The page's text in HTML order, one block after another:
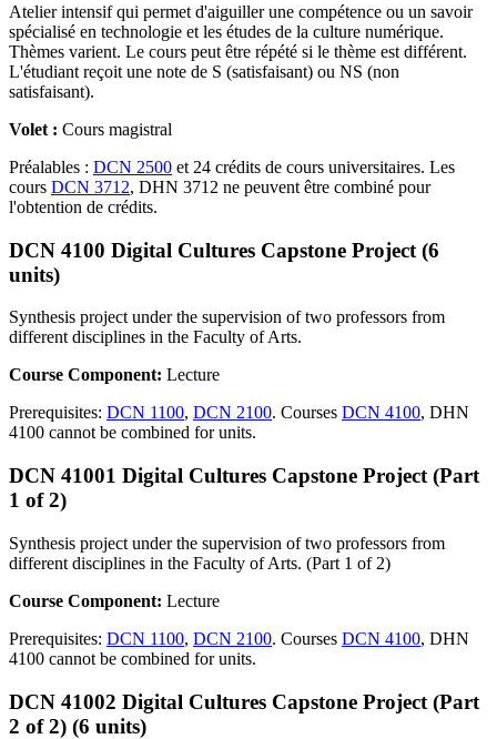
Atelier intensif qui permet d'aiguiller une compétence ou un savoir
spécialisé en technologie et les études de la culture numérique.
Thèmes varient. Le cours peut être répété si le thème est différent.
L'étudiant reçoit une note de S (satisfaisant) ou NS (non
satisfaisant).
Volet : Cours magistral
Préalables : DCN 2500 et 24 crédits de cours universitaires. Les
cours DCN 3712, DHN 3712 ne peuvent être combiné pour
l'obtention de crédits.
DCN 4100 Digital Cultures Capstone Project (6
units)
Synthesis project under the supervision of two professors from
different disciplines in the Faculty of Arts.
Course Component: Lecture
Prerequisites: DCN 1100, DCN 2100. Courses DCN 4100, DHN
4100 cannot be combined for units.
DCN 41001 Digital Cultures Capstone Project (Part
1 of 2)
Synthesis project under the supervision of two professors from
different disciplines in the Faculty of Arts. (Part 1 of 2)
Course Component: Lecture
Prerequisites: DCN 1100, DCN 2100. Courses DCN 4100, DHN
4100 cannot be combined for units.
DCN 41002 Digital Cultures Capstone Project (Part
2 of 2) (6 units)